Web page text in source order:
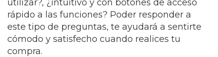
utilizar?, ¿intuitivo y con botones de acceso
rápido a las funciones? Poder responder a
este tipo de preguntas, te ayudará a sentirte
cómodo y satisfecho cuando realices tu
compra.